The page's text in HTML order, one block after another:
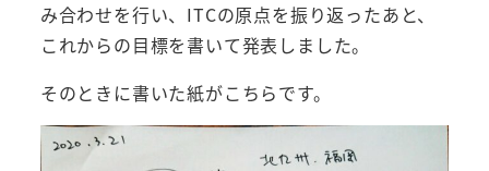
み合わせを行い、ITCの原点を振り返ったあと、
これからの目標を書いて発表しました。
そのときに書いた紙がこちらです。